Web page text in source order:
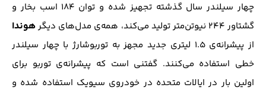
چهار سیلندر سال گذشته تجهیز شده و توان ۱۸۴ اسب ‌بخار و
گشتاور ۲۴۴ نیوتن‌متر تولید می‌کند، همه‌ی مدل‌های دیگر
هوندا
از پیشرانه‌ی ۱.۵ لیتری جدید مجهز به توربوشارژ با چهار سیلندر
خطی استفاده می‌کنند. گفتنی است که پیشرانه‌ی توربو برای
اولین بار در ایالات متحده در خودروی سیویک استفاده شده و